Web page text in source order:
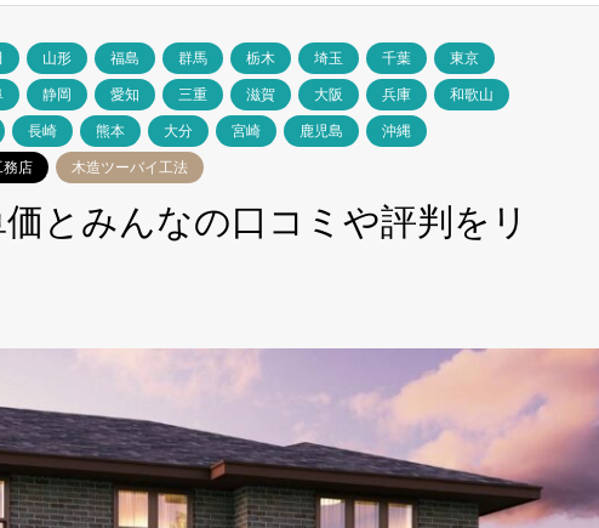
山形 福島 群馬 栃木 埼玉 千葉 東京
静岡 愛知 三重 滋賀 大阪 兵庫 和歌山
長崎 熊本 大分 宮崎 鹿児島 沖縄
務店 木造ツーバイ工法
とみんなの口コミや評判をリ